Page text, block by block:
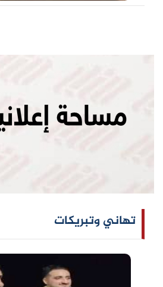
تهاني وتبريكات